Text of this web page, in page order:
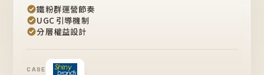
鐵粉群運營節奏
UGC 引導機制
分層權益設計
CASE